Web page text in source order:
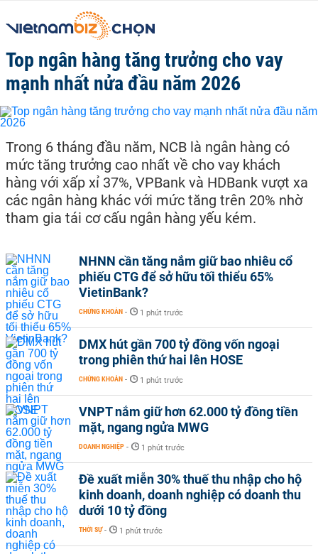
Top ngân hàng tăng trưởng cho vay
mạnh nhất nửa đầu năm 2026
Trong 6 tháng đầu năm, NCB là ngân hàng có
mức tăng trưởng cao nhất về cho vay khách
hàng với xấp xỉ 37%, VPBank và HDBank vượt xa
các ngân hàng khác với mức tăng trên 20% nhờ
tham gia tái cơ cấu ngân hàng yếu kém.
NHNN cần tăng nắm giữ bao nhiêu cổ
phiếu CTG để sở hữu tối thiểu 65%
VietinBank?
CHỨNG KHOÁN - 1 phút trước
DMX hút gần 700 tỷ đồng vốn ngoại
trong phiên thứ hai lên HOSE
CHỨNG KHOÁN - 1 phút trước
VNPT nắm giữ hơn 62.000 tỷ đồng tiền
mặt, ngang ngửa MWG
DOANH NGHIỆP - 1 phút trước
Đề xuất miễn 30% thuế thu nhập cho hộ
kinh doanh, doanh nghiệp có doanh thu
dưới 10 tỷ đồng
THỜI SỰ - 1 phút trước